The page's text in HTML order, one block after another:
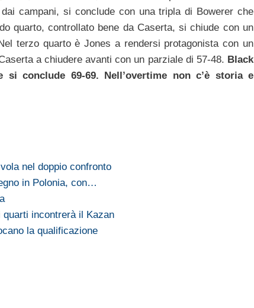
campani, si conclude con una tripla di Bowerer che
quarto, controllato bene da Caserta, si chiude con un
terzo quarto è Jones a rendersi protagonista con un
a chiudere avanti con un parziale di 57-48. Black
si conclude 69-69. Nell’overtime non c’è storia e
nel doppio confronto
in Polonia, con…
incontrerà il Kazan
la qualificazione